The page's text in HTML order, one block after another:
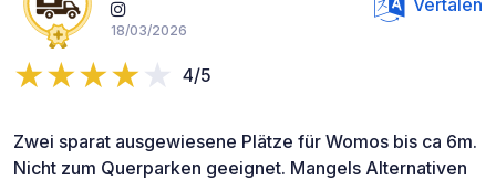
18/03/2026
4/5
Zwei sparat ausgewiesene Plätze für Womos bis ca 6m.
Nicht zum Querparken geeignet. Mangels Alternativen